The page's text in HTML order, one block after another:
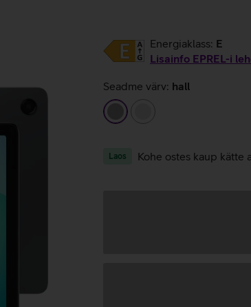
Energiaklass: E
Lisainfo EPREL-i
Seadme värv: hall
hall
Laos Kohe ostes kaup kätte